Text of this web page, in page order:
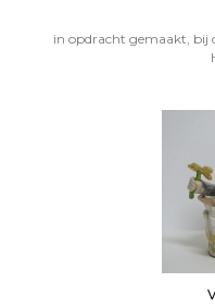
in opdracht gemaakt, bij